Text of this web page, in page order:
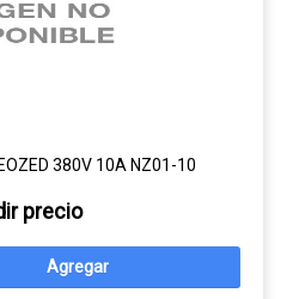
380V 10A NZ01-10
precio